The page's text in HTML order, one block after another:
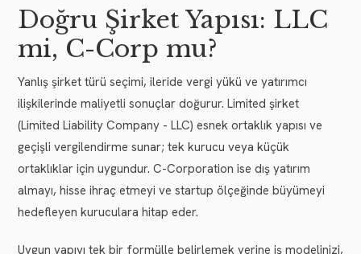
Doğru Şirket Yapısı: LLC
mi, C-Corp mu?
Yanlış şirket türü seçimi, ileride vergi yükü ve yatırımcı
ilişkilerinde maliyetli sonuçlar doğurur. Limited şirket
(Limited Liability Company - LLC) esnek ortaklık yapısı ve
geçişli vergilendirme sunar; tek kurucu veya küçük
ortaklıklar için uygundur. C-Corporation ise dış yatırım
almayı, hisse ihraç etmeyi ve startup ölçeğinde büyümeyi
hedefleyen kuruculara hitap eder.
Uygun yapıyı tek bir formülle belirlemek yerine iş modelinizi,